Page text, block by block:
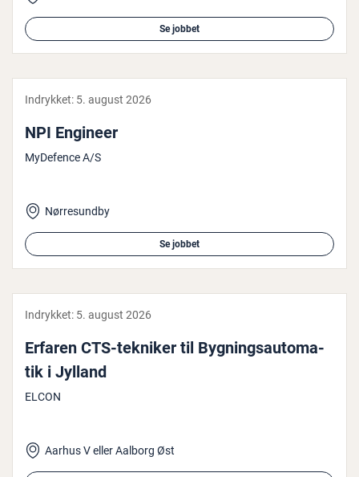
Se jobbet
Indrykket: 5. august 2026
NPI Engineer
MyDefence A/S
Nørresundby
Se jobbet
Indrykket: 5. august 2026
Erfaren CTS-tekniker til Byg­nings­au­to­ma­
tik i Jylland
ELCON
Aarhus V eller Aalborg Øst